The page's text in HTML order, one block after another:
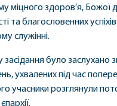
міцного здоров’я, Божої
та благословенних
служінні.
засідання було заслухано
ухвалених під час
учасники розглянули